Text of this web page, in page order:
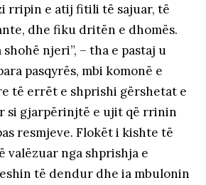
rripin e atij fitili të sajuar, të
dhe fiku dritën e dhomës.
njeri”, – tha e pastaj u
pasqyrës, mbi komonë e
të errët e shprishi gërshetat e
si gjarpërinjtë e ujit që rrinin
resmjeve. Flokët i kishte të
valëzuar nga shprishja e
të dendur dhe ia mbulonin